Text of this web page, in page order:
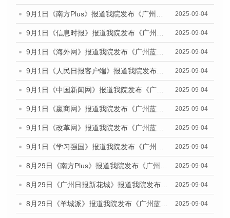
9月1日《南方Plus》报道我院发布《广州蓝皮书：广州文化产业发展报告（2025）》的媒体文章 2025-09-04
9月1日《信息时报》报道我院发布《广州蓝皮书：广州文化产业发展报告（2025）》的媒体文章 2025-09-04
9月1日《海外网》报道我院发布《广州蓝皮书：广州文化产业发展报告（2025）》的媒体文章 2025-09-04
9月1日《人民日报客户端》报道我院发布《广州蓝皮书：广州文化产业发展报告（2025）》的媒体文章 2025-09-04
9月1日《中国新闻网》报道我院发布《广州蓝皮书：广州文化产业发展报告（2025）》的媒体文章 2025-09-04
9月1日《嬴商网》报道我院发布《广州蓝皮书：广州文化产业发展报告（2025）》的媒体文章 2025-09-04
9月1日《改革网》报道我院发布《广州蓝皮书：广州文化产业发展报告（2025）》的媒体文章 2025-09-04
9月1日《学习强国》报道我院发布《广州蓝皮书：广州国际商贸中心发展报告（2025）》的媒体文章 2025-09-04
8月29日《南方Plus》报道我院发布《广州蓝皮书：广州国际商贸中心发展报告（2025）》的媒体文章 2025-09-04
8月29日《广州日报新花城》报道我院发布《广州蓝皮书：广州国际商贸中心发展报告（2025）》的媒体文章 2025-09-04
8月29日《羊城派》报道我院发布《广州蓝皮书：广州国际商贸中心发展报告（2025）》的媒体文章 2025-09-04